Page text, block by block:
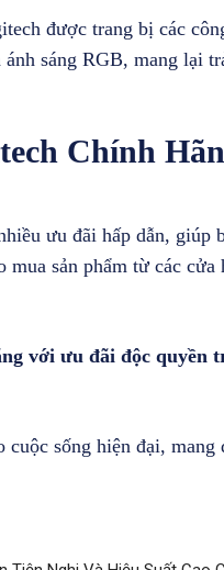
được trang bị các
sáng RGB, mang lại
Chính
ưu đãi hấp dẫn, giúp
sản phẩm từ các cửa
với ưu đãi độc quyền
sống hiện đại,